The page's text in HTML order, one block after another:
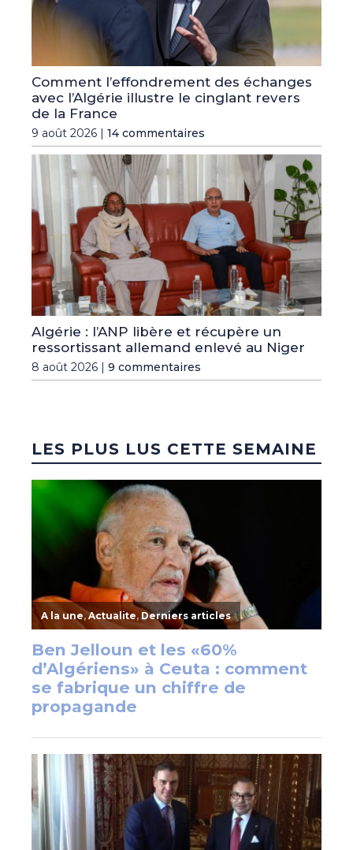
Comment l’effondrement des échanges
avec l’Algérie illustre le cinglant revers
de la France
9 août 2026 | 14 commentaires
Algérie : l’ANP libère et récupère un
ressortissant allemand enlevé au Niger
8 août 2026 | 9 commentaires
LES PLUS LUS CETTE SEMAINE